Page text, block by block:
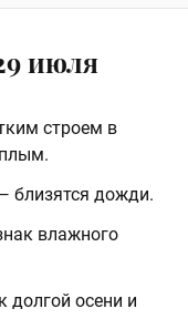
июля
строем в
близятся дожди.
влажного
долгой осени и